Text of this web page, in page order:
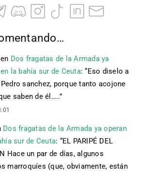
en Dos fragatas de la Armada ya
la bahía sur de Ceuta: “Eso diselo a
sanchez, porque tanto acojone
saben de él…..”
Dos fragatas de la Armada ya operan
sur de Ceuta: “EL PARIPÉ DEL
Hace un par de días, algunos
marroquíes (que, obviamente, están